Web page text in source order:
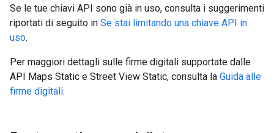
Se le tue chiavi API sono già in uso, consulta i suggerimenti
riportati di seguito in Se stai limitando una chiave API in
uso.
Per maggiori dettagli sulle firme digitali supportate dalle
API Maps Static e Street View Static, consulta la Guida alle
firme digitali.